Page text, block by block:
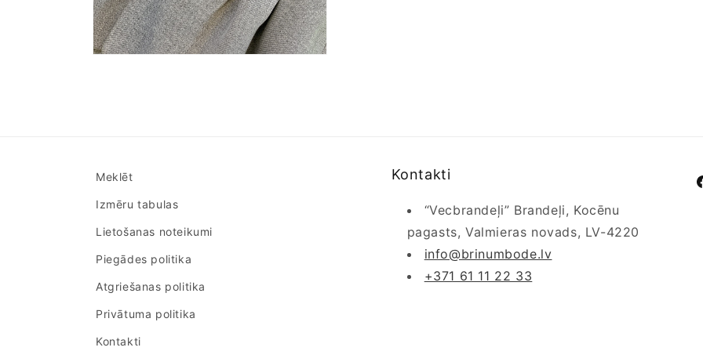
Meklēt
Izmēru tabulas
Lietošanas noteikumi
Piegādes politika
Atgriešanas politika
Privātuma politika
Kontakti
Kontakti
“Vecbrandeļi” Brandeļi, Kocēnu
pagasts, Valmieras novads, LV-4220
info@brinumbode.lv
+371 61 11 22 33